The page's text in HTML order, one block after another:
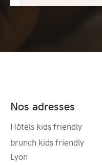
Nos adresses
Hôtels kids friendly
brunch kids friendly
Lyon